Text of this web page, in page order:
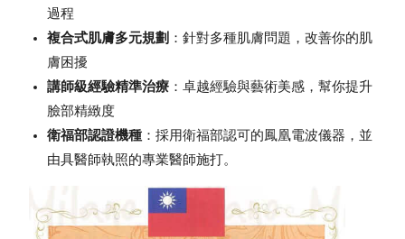
過程
複合式肌膚多元規劃 ：針對多種肌膚問題，改善你的肌
膚困擾
講師級經驗精準治療 ：卓越經驗與藝術美感，幫你提升
臉部精緻度
衛福部認證機種 ：採用衛福部認可的鳳凰電波儀器，並
由具醫師執照的專業醫師施打。